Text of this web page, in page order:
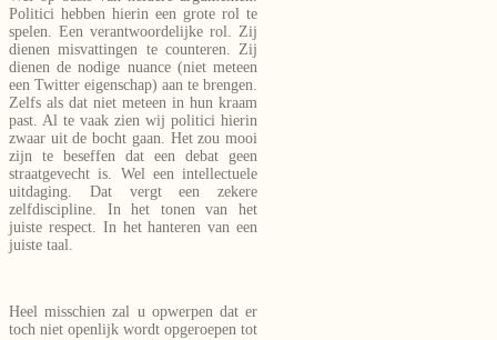
Politici hebben hierin een grote rol te
spelen. Een verantwoordelijke rol. Zij
dienen misvattingen te counteren. Zij
dienen de nodige nuance (niet meteen
een Twitter eigenschap) aan te brengen.
Zelfs als dat niet meteen in hun kraam
past. Al te vaak zien wij politici hierin
zwaar uit de bocht gaan. Het zou mooi
zijn te beseffen dat een debat geen
straatgevecht is. Wel een intellectuele
uitdaging. Dat vergt een zekere
zelfdiscipline. In het tonen van het
juiste respect. In het hanteren van een
juiste taal.
Heel misschien zal u opwerpen dat er
toch niet openlijk wordt opgeroepen tot